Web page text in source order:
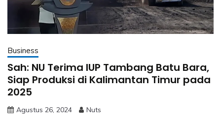
Business
Sah: NU Terima IUP Tambang Batu Bara,
Siap Produksi di Kalimantan Timur pada
2025
Agustus 26, 2024 Nuts